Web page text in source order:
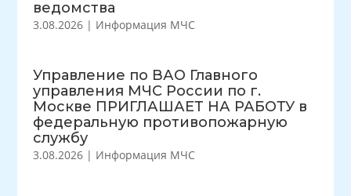
ведомства
3.08.2026 | Информация МЧС
Управление по ВАО Главного
управления МЧС России по г.
Москве ПРИГЛАШАЕТ НА РАБОТУ в
федеральную противопожарную
службу
3.08.2026 | Информация МЧС